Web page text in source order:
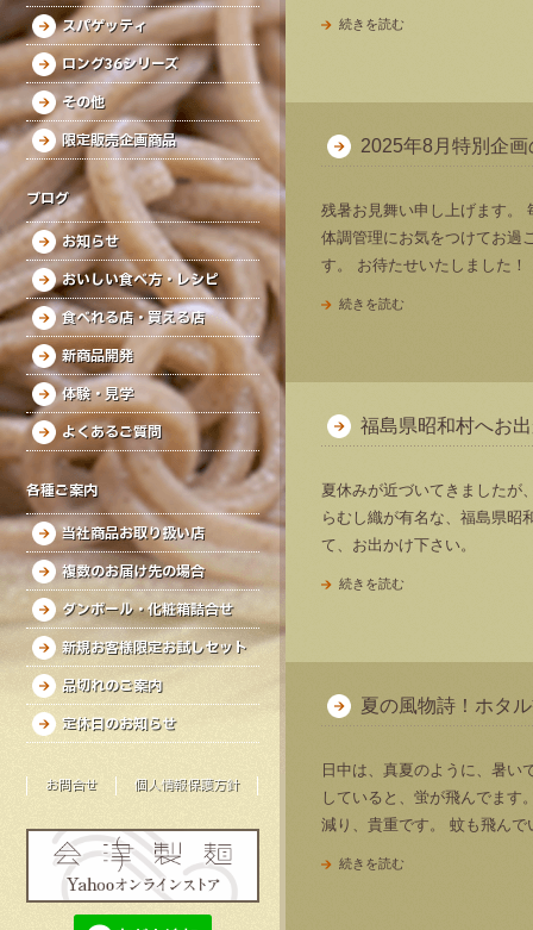
スパゲッティ
ロング36シリーズ
その他
限定販売企画商品
ブログ
お知らせ
おいしい食べ方・レシピ
食べれる店・買える店
新商品開発
体験・見学
よくあるご質問
各種ご案内
当社商品お取り扱い店
複数のお届け先の場合
ダンボール・化粧箱詰合せ
新規お客様限定お試しセット
品切れのご案内
定休日のお知らせ
お問合せ 個人情報保護方針
続きを読む
2025年8月特別企
残暑お見舞い申し上げます。
体調管理にお気をつけてお過
す。 お待たせいたしました
続きを読む
福島県昭和村へお
夏休みが近づいてきましたが
らむし織が有名な、福島県昭
て、お出かけ下さい。
続きを読む
夏の風物詩！ホタ
日中は、真夏のように、暑い
していると、蛍が飛んでます
減り、貴重です。 蚊も飛ん
続きを読む